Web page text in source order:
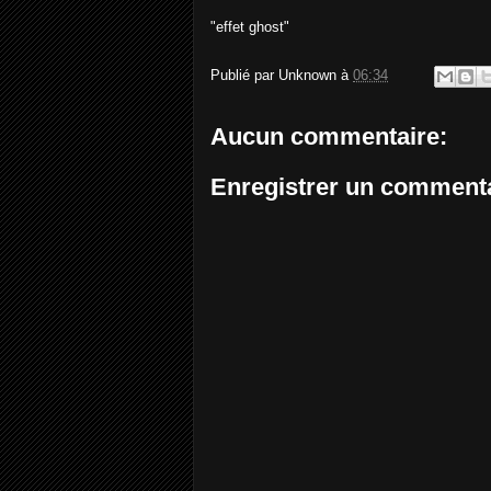
"effet ghost"
Publié par Unknown à 06:34
Aucun commentaire:
Enregistrer un